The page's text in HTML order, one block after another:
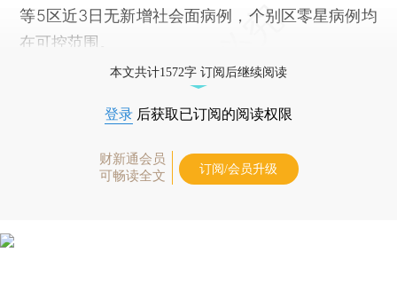
等5区近3日无新增社会面病例，个别区零星病例均
在可控范围。
本文共计1572字 订阅后继续阅读
登录 后获取已订阅的阅读权限
财新通会员
可畅读全文
订阅/会员升级